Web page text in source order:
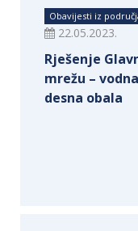
Obavijesti iz
22.05.2023.
Rješenje
mrežu –
desna obala